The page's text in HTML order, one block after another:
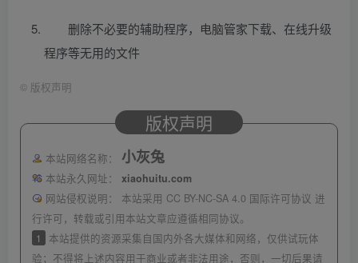
删除不必要的辅助程序，电脑管家下载、在线升级
程序等无用的文件
© 版权声明
版权声明
本站网络名称： 小灰兔
本站永久网址：
xiaohuitu.com
网站侵权说明：
本站采用 CC BY-NC-SA 4.0 国际许可协议 进
行许可，转载或引用本站文章应遵循相同协议。
1
本站提供的资源采集自国内外各大媒体和网络，仅供试玩体
验；不得将上述内容用于商业或者非法用途，否则，一切后果请